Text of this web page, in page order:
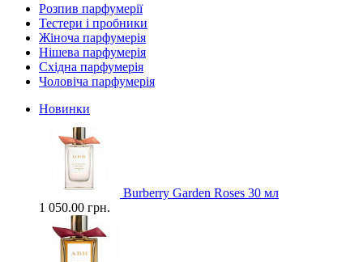
Розпив парфумерії
Тестери і пробники
Жіноча парфумерія
Нішева парфумерія
Східна парфумерія
Чоловіча парфумерія
Новинки
Burberry Garden Roses 30 мл
1 050.00 грн.